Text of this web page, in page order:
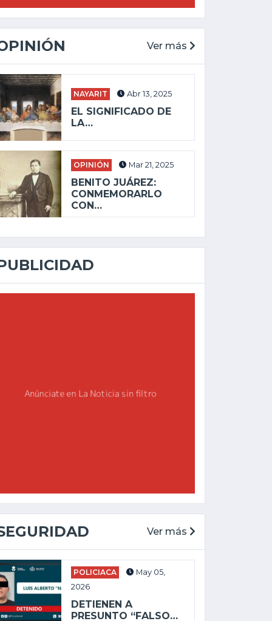
JALISCO
Ver más
NAYARIT Abr 13, 2025
EL SIGNIFICADO DE
LA…
OPINIÓN Mar 21, 2025
BENITO JUÁREZ:
CONMEMORARLO
CON…
Ver más
POLICIACA
May 05,
2026
DETIENEN A
PRESUNTO “FALSO…